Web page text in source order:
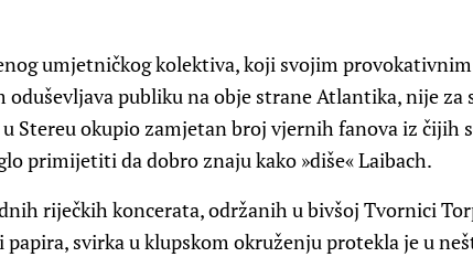
umjetničkog kolektiva, koji svojim
oduševljava publiku na obje strane Atlantika, nije za
Stereu okupio zamjetan broj vjernih fanova iz čijih
primijetiti da dobro znaju kako »diše« Laibach.
riječkih koncerata, održanih u bivšoj Tvornici
svirka u klupskom okruženju protekla je u